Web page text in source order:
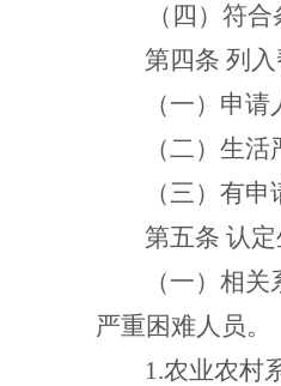
（四）符
第四条 列
（一）申请
（二）生活
（三）有申
第五条 认定
（一）相
严重困难人员。
1.农业农村